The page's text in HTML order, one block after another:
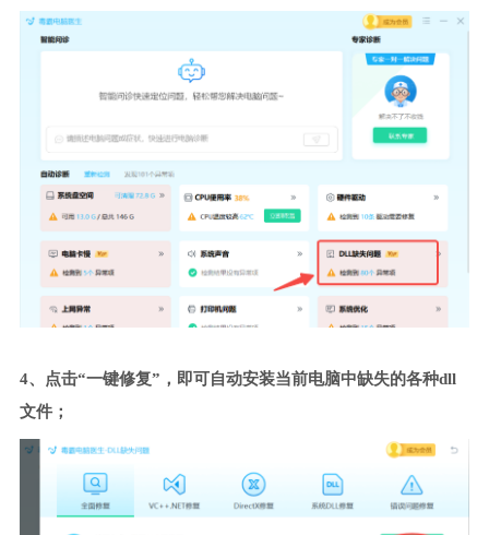
4、点击“一键修复”，即可自动安装当前电脑中缺失的各种dll
文件；